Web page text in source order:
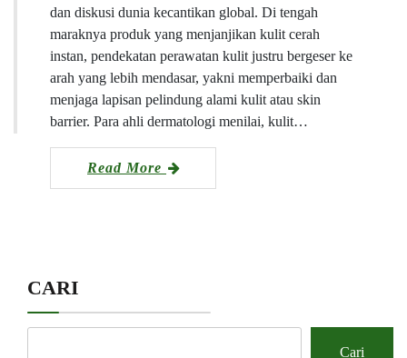
dan diskusi dunia kecantikan global. Di tengah
maraknya produk yang menjanjikan kulit cerah
instan, pendekatan perawatan kulit justru bergeser ke
arah yang lebih mendasar, yakni memperbaiki dan
menjaga lapisan pelindung alami kulit atau skin
barrier. Para ahli dermatologi menilai, kulit…
Read More
CARI
Cari